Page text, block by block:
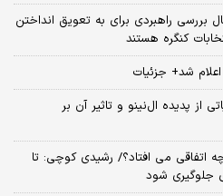
بررسی راهبردی برای به تعویق انداختن
کنگره هستند
شد+ جزئیات
از پدیده ال‌نینو و تاثیر آن بر
اتفاقی می افتاد؟/ رشیدی کوچی: تا
جلوگیری شود